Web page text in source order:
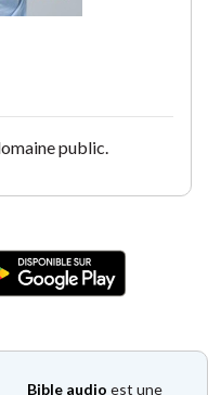
public.
Bible audio est une